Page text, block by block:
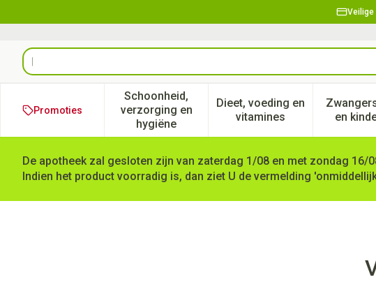
Veilige
Product, merk, categorie...
Promoties
Schoonheid,
verzorging en
hygiëne
Toon submenu voor Schoonheid,
Dieet, voeding en
vitaminesToon submenu voor
en
De apotheek zal gesloten zijn van zaterdag 1/08 en met zondag
Indien het product voorradig is, dan ziet U de vermelding